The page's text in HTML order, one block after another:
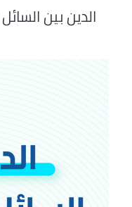
الدين بين